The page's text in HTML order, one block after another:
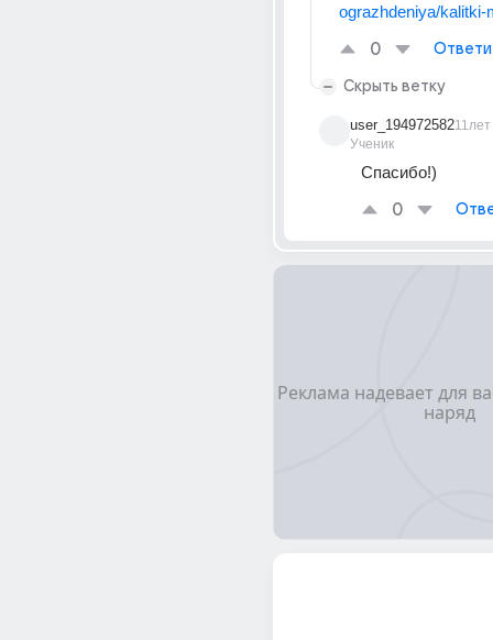
ograzhdeniya/kalitki-
0
Скрыть ветку
user_194972582
Ученик
11лет
Спасибо!)
0